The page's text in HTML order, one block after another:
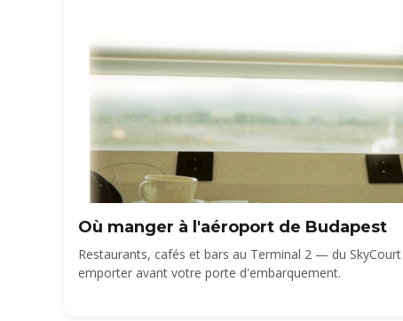
Où manger à l'aéroport de Budapest
Restaurants, cafés et bars au Terminal 2 — du
emporter avant votre porte d'embarquement.